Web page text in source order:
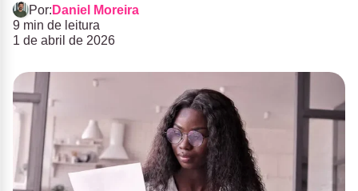
Por: Daniel Moreira
9 min de leitura
1 de abril de 2026